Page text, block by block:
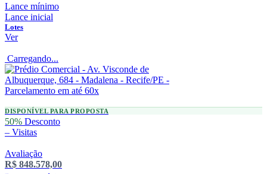
Lance mínimo
Lance inicial
Lotes
Ver
Carregando...
DISPONÍVEL PARA PROPOSTA
50% Desconto
– Visitas
Avaliação
R$ 848.578,00